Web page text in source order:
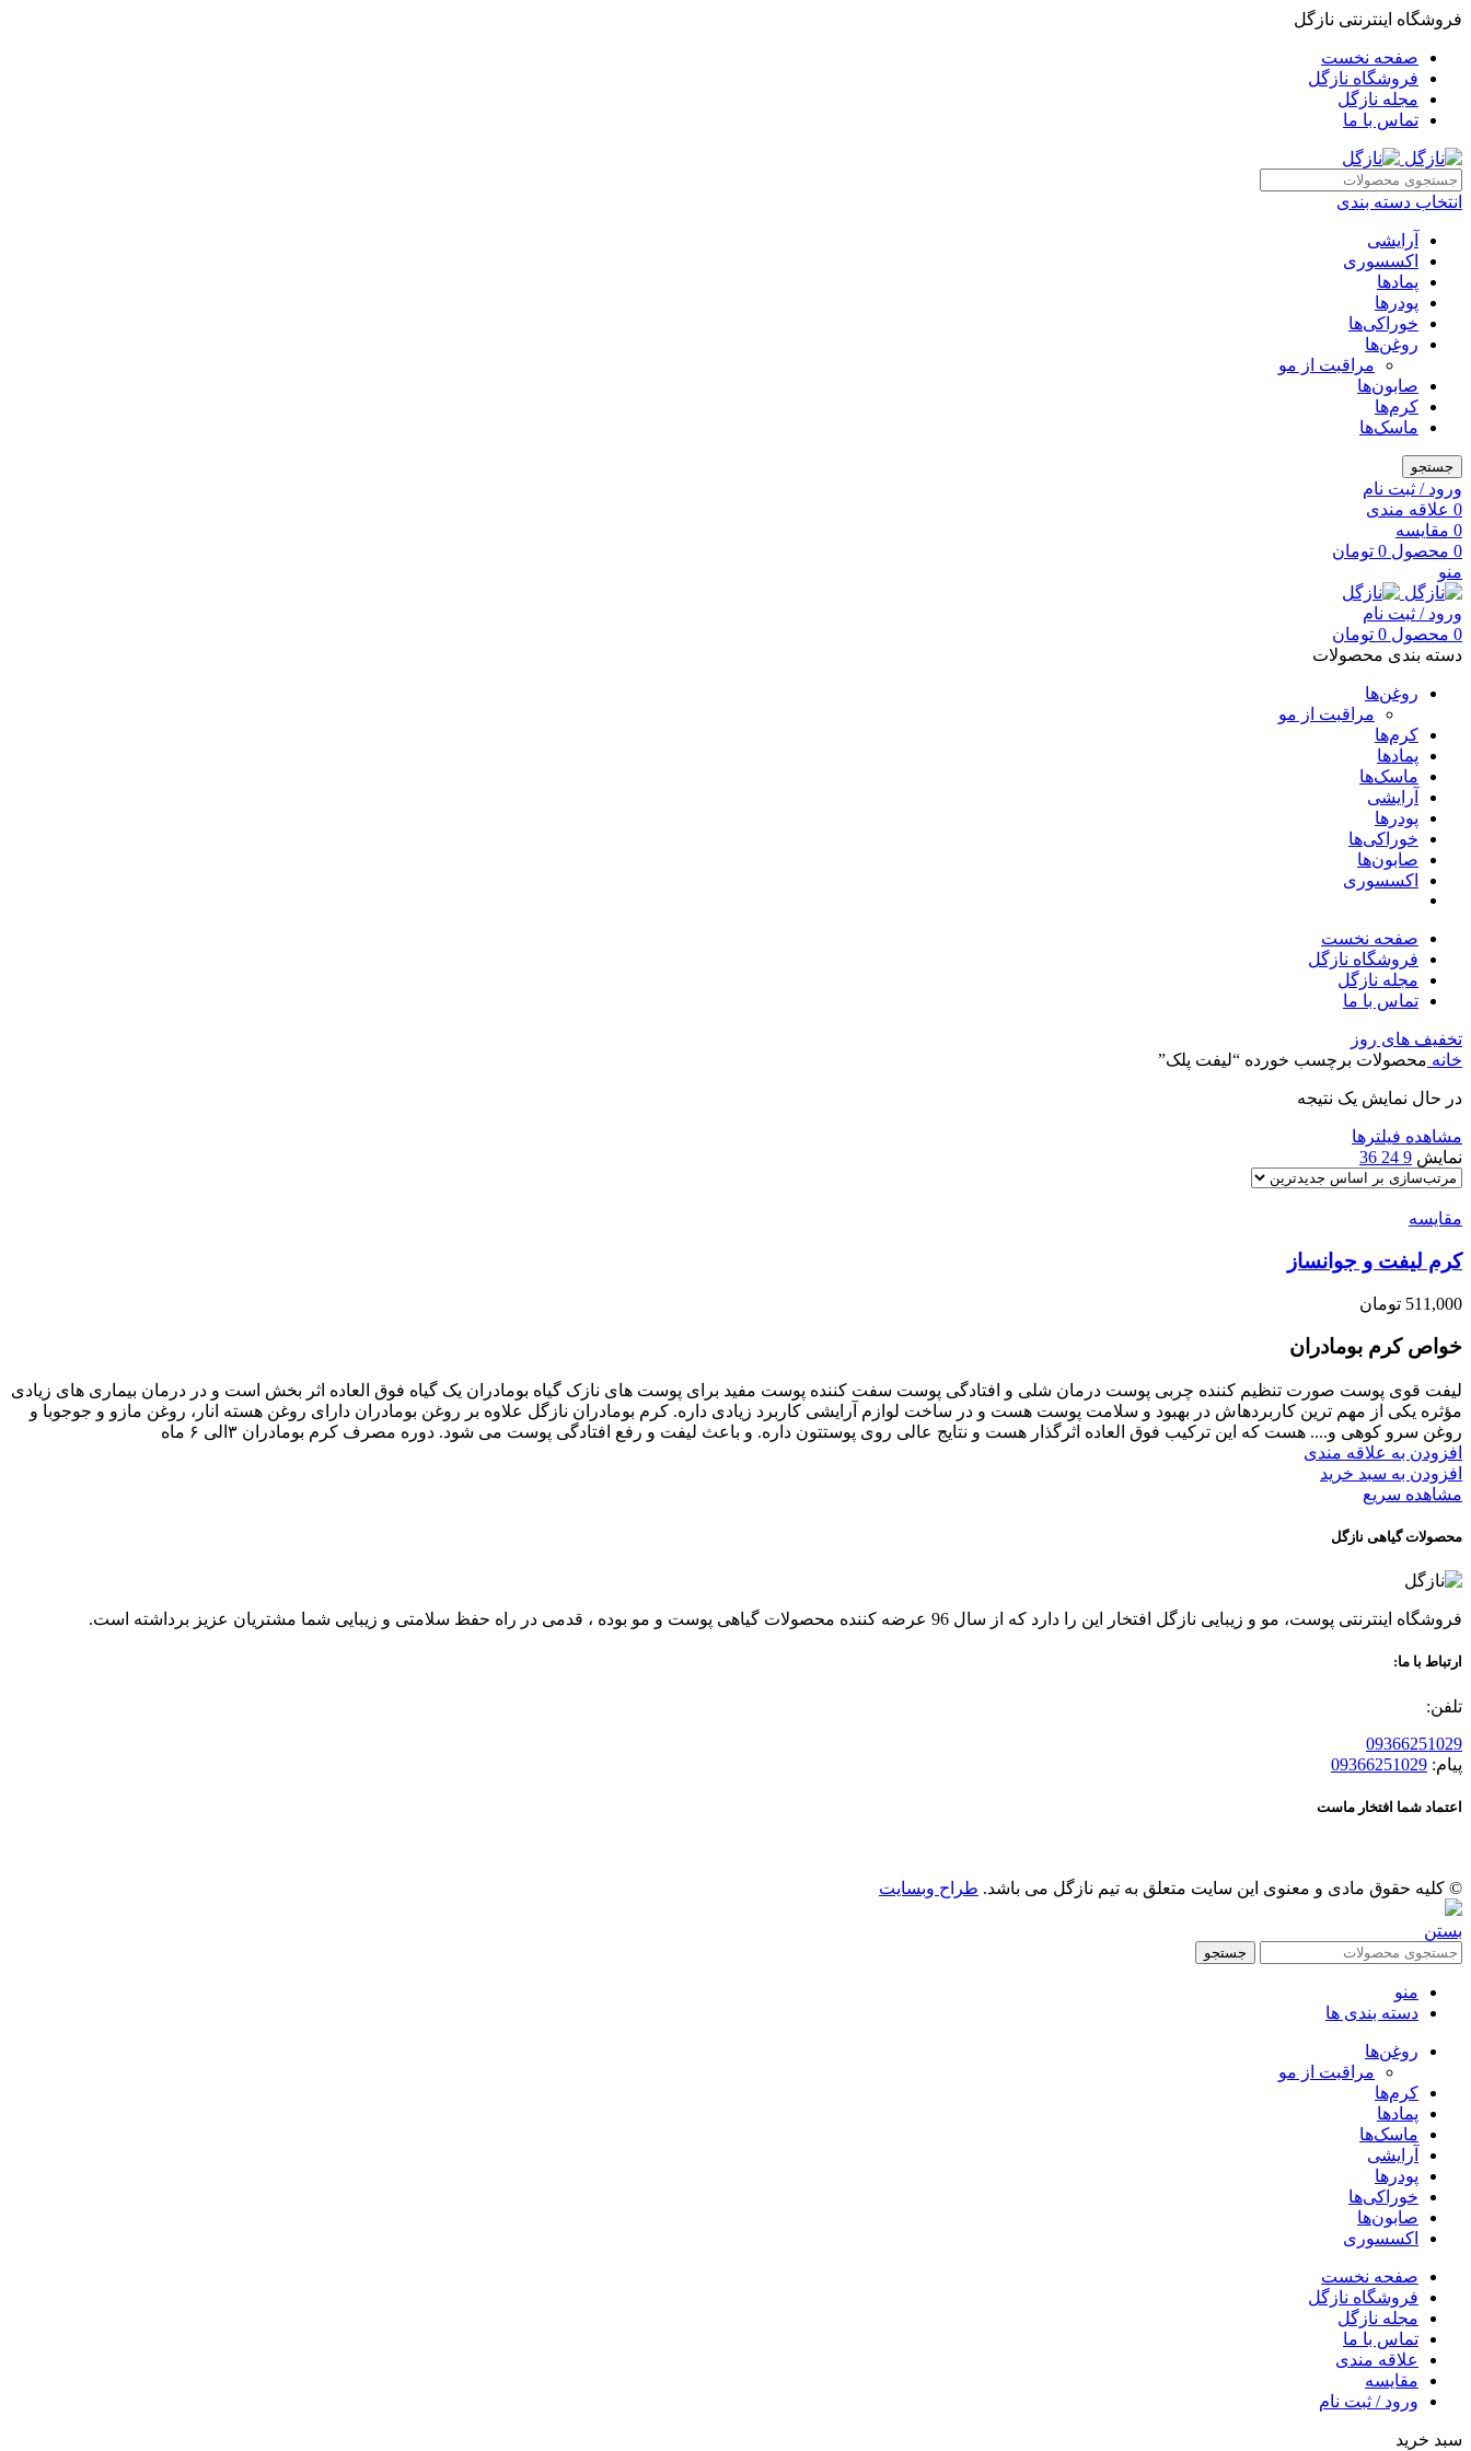
فروشگاه اینترنتی نازگل
صفحه نخست
فروشگاه نازگل
مجله نازگل
تماس با ما
انتخاب دسته بندی
آرایشی
اکسسوری
پمادها
پودرها
خوراکی‌ها
روغن‌ها
مراقبت از مو
صابون‌ها
کرم‌ها
ماسک‌ها
جستجو
ورود / ثبت نام
0 علاقه مندی
0 مقایسه
0 محصول 0 تومان
منو
ورود / ثبت نام
0 محصول 0 تومان
دسته بندی محصولات
روغن‌ها
مراقبت از مو
کرم‌ها
پمادها
ماسک‌ها
آرایشی
پودرها
خوراکی‌ها
صابون‌ها
اکسسوری
صفحه نخست
فروشگاه نازگل
مجله نازگل
تماس با ما
تخفیف های روز
خانه محصولات برچسب خورده “لیفت پلک”
در حال نمایش یک نتیجه
مشاهده فیلترها
نمایش 9
24
36
مقایسه
کرم لیفت و جوانساز
511,000 تومان
خواص کرم بومادران
لیفت قوی پوست صورت تنظیم کننده چربی پوست درمان شلی و افتادگی پوست سفت کننده پوست مفید برای پوست های نازک گیاه بومادران یک گیاه فوق العاده اثر بخش است و در درمان بیماری های زیادی
مؤثره یکی از مهم ترین کاربردهاش در بهبود و سلامت پوست هست و در ساخت لوازم آرایشی کاربرد زیادی داره. کرم بومادران نازگل علاوه بر روغن بومادران دارای روغن هسته انار، روغن مازو و جوجوبا و
روغن سرو کوهی و.... هست که این ترکیب فوق العاده اثرگذار هست و نتایج عالی روی پوستتون داره. و باعث لیفت و رفع افتادگی پوست می شود. دوره مصرف کرم بومادران ۳الی ۶ ماه
افزودن به علاقه مندی
افزودن به سبد خرید
مشاهده سریع
محصولات گیاهی نازگل
فروشگاه اینترنتی پوست، مو و زیبایی نازگل افتخار این را دارد که از سال 96 عرضه کننده محصولات گیاهی پوست و مو بوده ، قدمی در راه حفظ سلامتی و زیبایی شما مشتریان عزیز برداشته است.
ارتباط با ما:
تلفن:
09366251029
پیام: 09366251029
اعتماد شما افتخار ماست
© کلیه حقوق مادی و معنوی این سایت متعلق به تیم نازگل می باشد. طراح وبسایت
بستن
جستجو
منو
دسته بندی ها
روغن‌ها
مراقبت از مو
کرم‌ها
پمادها
ماسک‌ها
آرایشی
پودرها
خوراکی‌ها
صابون‌ها
اکسسوری
صفحه نخست
فروشگاه نازگل
مجله نازگل
تماس با ما
علاقه مندی
مقایسه
ورود / ثبت نام
سبد خرید